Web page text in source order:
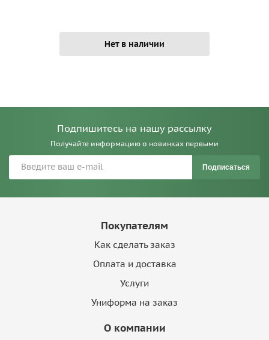
Нет в наличии
Подпишитесь на нашу рассылку
Получайте информацию о новинках первыми
Подписаться
Покупателям
Как сделать заказ
Оплата и доставка
Услуги
Униформа на заказ
О компании